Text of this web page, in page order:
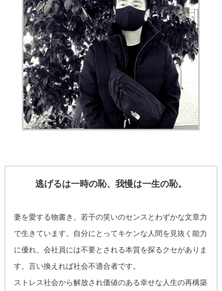
逃げるは一時の恥、我慢は一生の恥。
妻を愛する物書き。 若干の笑いのセンスとわずかな文章力
で生きています。自分にとってキケンな人間を見抜く能力
に優れ、会社員には不要とされる本質を探るクセがありま
す。言い換えれば社会不適合者です。
ストレス社会から解放され価値のある幸せな人生の再構築